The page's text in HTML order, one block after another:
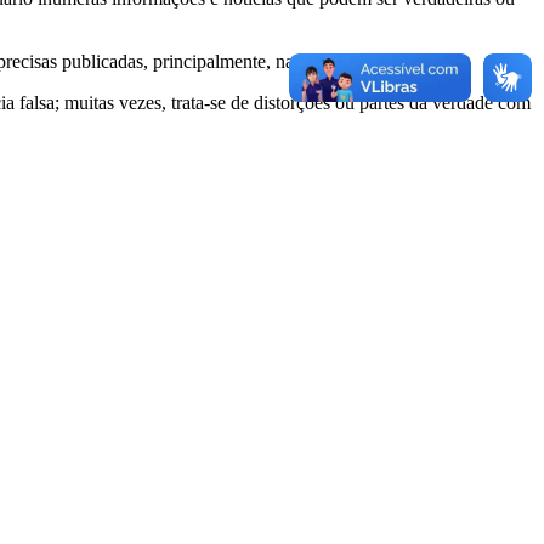
publicadas, principalmente, na internet.
muitas vezes, trata-se de distorções ou partes da verdade com